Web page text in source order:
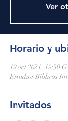
Ver
Horario y
19 oct 2021, 19:30
Estudios Bíblicos
Invitados